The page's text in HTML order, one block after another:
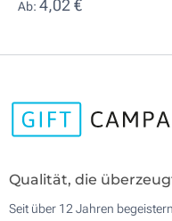
Ab: 4,02 €
Qualität, die
Seit über 12 Jahren